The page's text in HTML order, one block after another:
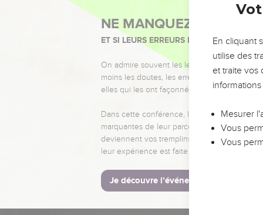
NE MANQUEZ PAS
ET SI LEURS ERREURS POUVAIENT VOUS
On admire souvent les leaders pour leurs
moins les doutes, les erreurs et les saisons
elles qui les ont façonnés.
Dans cette conférence, leaders,
marquantes de leur parcours et les clés
deviennent vos tremplins. Que vous
leur expérience est faite pour vous.
Je découvre l’événement
En cliquant
utilise des
et traite vos
Mesurer
Vous
Vous